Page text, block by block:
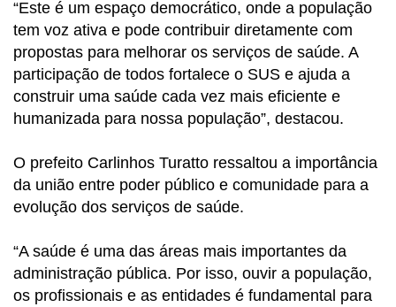
“Este é um espaço democrático, onde a população
tem voz ativa e pode contribuir diretamente com
propostas para melhorar os serviços de saúde. A
participação de todos fortalece o SUS e ajuda a
construir uma saúde cada vez mais eficiente e
humanizada para nossa população”, destacou.
O prefeito Carlinhos Turatto ressaltou a importância
da união entre poder público e comunidade para a
evolução dos serviços de saúde.
“A saúde é uma das áreas mais importantes da
administração pública. Por isso, ouvir a população,
os profissionais e as entidades é fundamental para